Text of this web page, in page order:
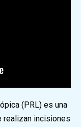
(PRL) es una
realizan incisiones